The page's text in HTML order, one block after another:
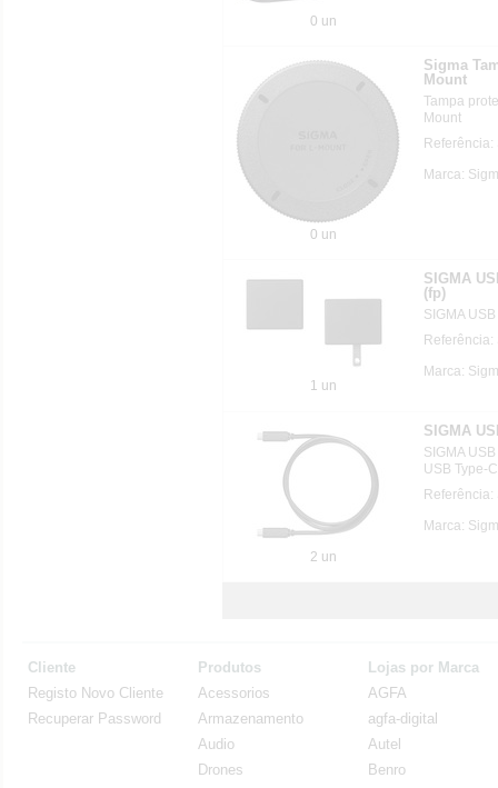
0 un
0 un
Sigma
Mount
Tampa
Mount
Referência:
Marca:
1 un
SIGMA
(fp)
SIGMA
Referência:
Marca:
2 un
SIGMA
SIGMA
USB Type-
Referência:
Marca:
Cliente
Registo Novo Cliente
Recuperar Password
Produtos
Acessorios
Armazenamento
Audio
Drones
Lojas por Marca
AGFA
agfa-digital
Autel
Benro